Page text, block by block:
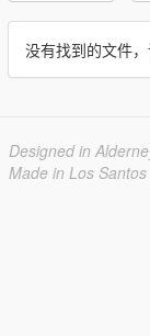
没有找到的文件
Designed in
Made in Los Santos